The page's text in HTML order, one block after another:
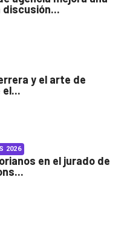
discusión...
y el arte de
2026
en el jurado de